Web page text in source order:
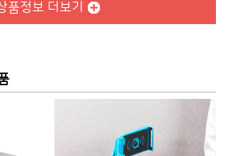
품정보 더보기